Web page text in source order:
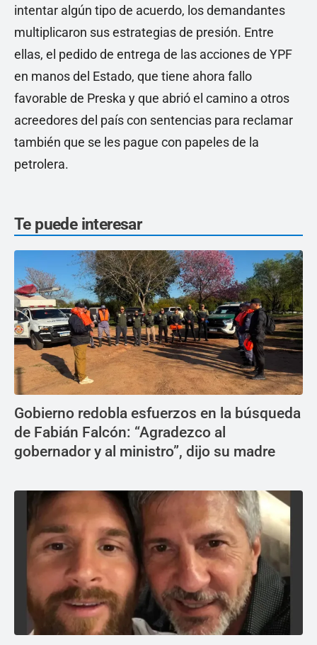
intentar algún tipo de acuerdo, los demandantes
multiplicaron sus estrategias de presión. Entre
ellas, el pedido de entrega de las acciones de YPF
en manos del Estado, que tiene ahora fallo
favorable de Preska y que abrió el camino a otros
acreedores del país con sentencias para reclamar
también que se les pague con papeles de la
petrolera.
Te puede interesar
Gobierno redobla esfuerzos en la búsqueda
de Fabián Falcón: “Agradezco al
gobernador y al ministro”, dijo su madre